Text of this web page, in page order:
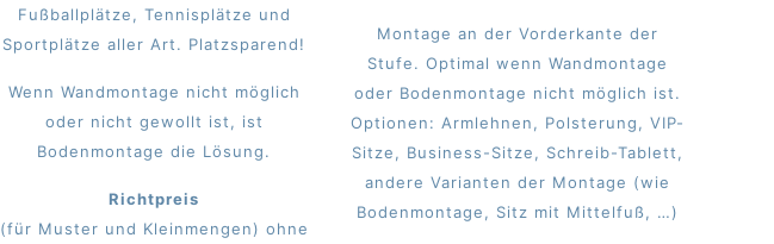
Fußballplätze, Tennisplätze und
Sportplätze aller Art. Platzsparend!
Wenn Wandmontage nicht möglich
oder nicht gewollt ist, ist
Bodenmontage die Lösung.
Richtpreis
(für Muster und Kleinmengen) ohne
Montage an der Vorderkante der
Stufe. Optimal wenn Wandmontage
oder Bodenmontage nicht möglich ist.
Optionen: Armlehnen, Polsterung, VIP-
Sitze, Business-Sitze, Schreib-Tablett,
andere Varianten der Montage (wie
Bodenmontage, Sitz mit Mittelfuß, …)